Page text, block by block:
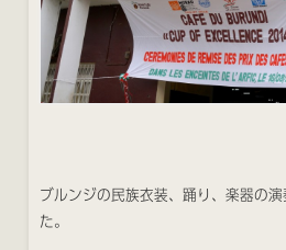
ブルンジの民族衣装、踊り、楽器の
た。